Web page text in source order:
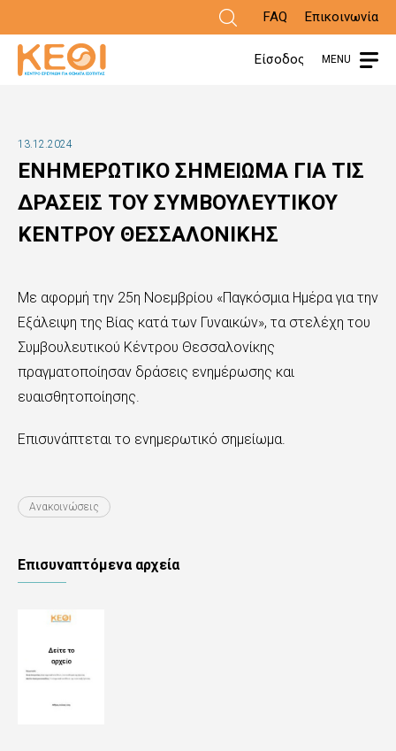
προς
το
περιεχόμενο
FAQ Επικοινωνία
Είσοδος MENU
13.12.2024
ΕΝΗΜΕΡΩΤΙΚΟ ΣΗΜΕΙΩΜΑ ΓΙΑ ΤΙΣ
ΔΡΑΣΕΙΣ ΤΟΥ ΣΥΜΒΟΥΛΕΥΤΙΚΟΥ
ΚΕΝΤΡΟΥ ΘΕΣΣΑΛΟΝΙΚΗΣ
Με αφορμή την 25η Νοεμβρίου «Παγκόσμια Ημέρα για την
Εξάλειψη της Βίας κατά των Γυναικών», τα στελέχη του
Συμβουλευτικού Κέντρου Θεσσαλονίκης
πραγματοποίησαν δράσεις ενημέρωσης και
ευαισθητοποίησης.
Επισυνάπτεται το ενημερωτικό σημείωμα.
Ανακοινώσεις
Επισυναπτόμενα αρχεία